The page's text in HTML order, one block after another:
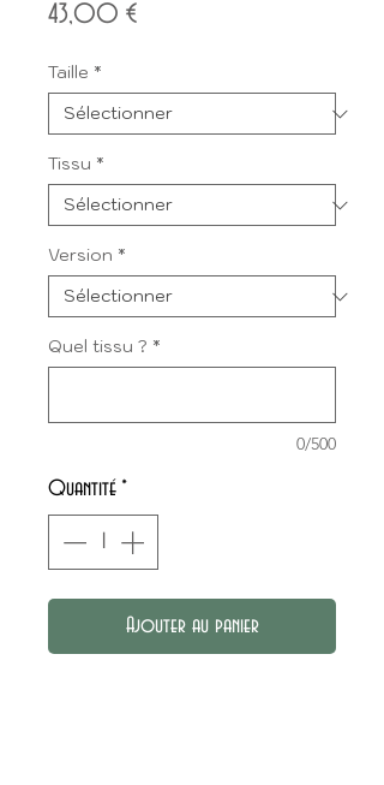
43,00 €Prix
Taille *
Tissu *
Version *
Quel tissu ? *
0/500
Quantité *
Ajouter au panier